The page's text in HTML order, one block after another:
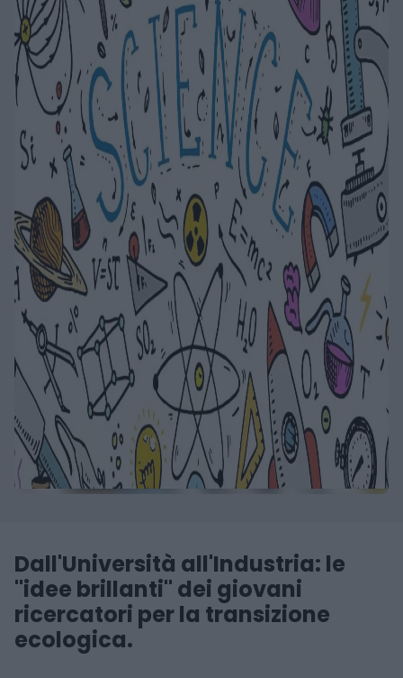
Dall'Università all'Industria: le
"idee brillanti" dei giovani
ricercatori per la transizione
ecologica.